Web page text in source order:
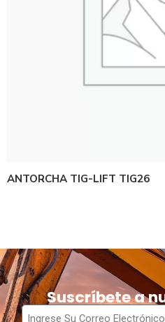
ANTORCHA TIG-LIFT TIG26
Suscríbete a